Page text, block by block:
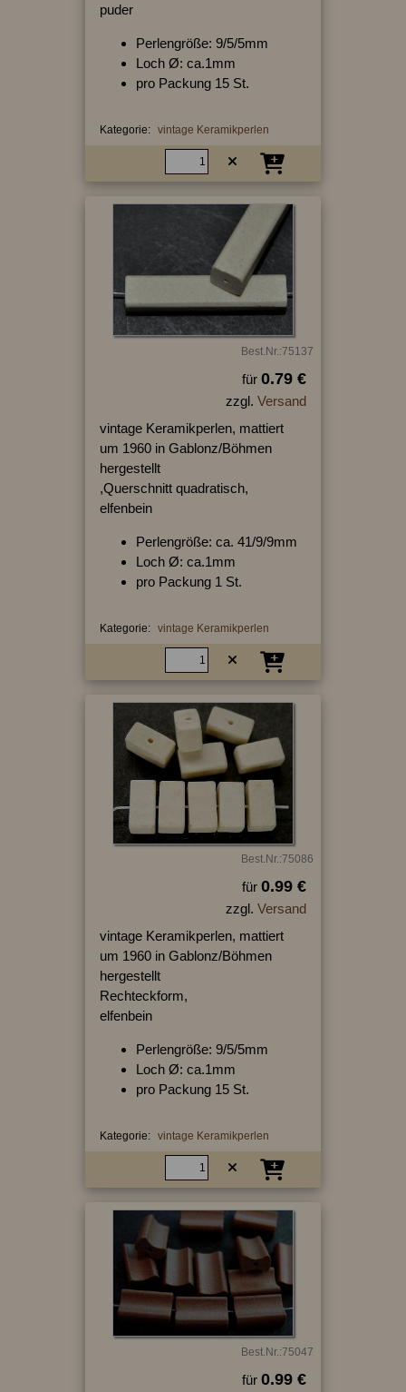
puder
Perlengröße: 9/5/5mm
Loch Ø: ca.1mm
pro Packung 15 St.
Kategorie: vintage Keramikperlen
Best.Nr.:75137
für 0.79 €
zzgl. Versand
vintage Keramikperlen, mattiert
um 1960 in Gablonz/Böhmen
hergestellt
,Querschnitt quadratisch,
elfenbein
Perlengröße: ca. 41/9/9mm
Loch Ø: ca.1mm
pro Packung 1 St.
Kategorie: vintage Keramikperlen
Best.Nr.:75086
für 0.99 €
zzgl. Versand
vintage Keramikperlen, mattiert
um 1960 in Gablonz/Böhmen
hergestellt
Rechteckform,
elfenbein
Perlengröße: 9/5/5mm
Loch Ø: ca.1mm
pro Packung 15 St.
Kategorie: vintage Keramikperlen
Best.Nr.:75047
für 0.99 €